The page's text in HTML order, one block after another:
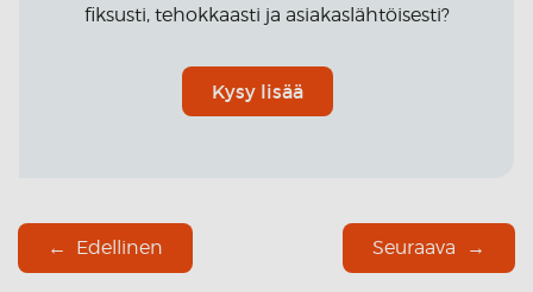
fiksusti, tehokkaasti ja asiakaslähtöisesti?
Kysy lisää
Seuraava
Edellinen